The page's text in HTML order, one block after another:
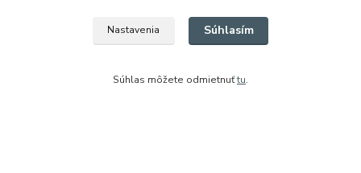
+421 948 229 224
Nastavenia Súhlasím
Súhlas môžete odmietnuťtu.